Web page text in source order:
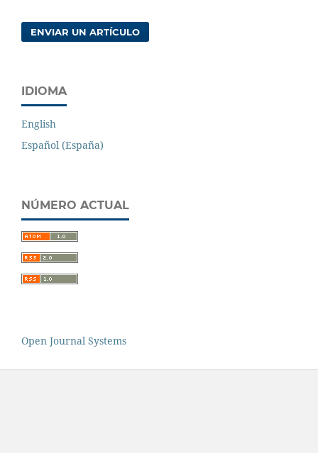
ENVIAR UN ARTÍCULO
IDIOMA
English
Español (España)
NÚMERO ACTUAL
Open Journal Systems